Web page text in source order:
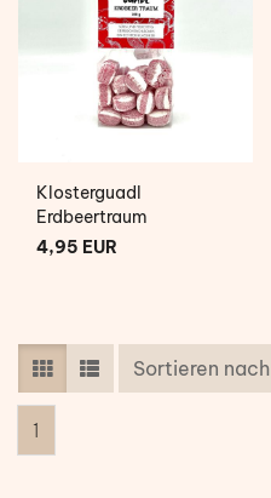
Klosterguadl
Erdbeertraum
4,95 EUR
Sortieren nach
1